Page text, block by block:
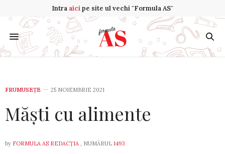
Intra aicipe site ul vechi "Formula AS"
FRUMUSEȚE 25 NOIEMBRIE 2021
Măști cu alimente
by FORMULA AS REDACȚIA , NUMĂRUL 1493